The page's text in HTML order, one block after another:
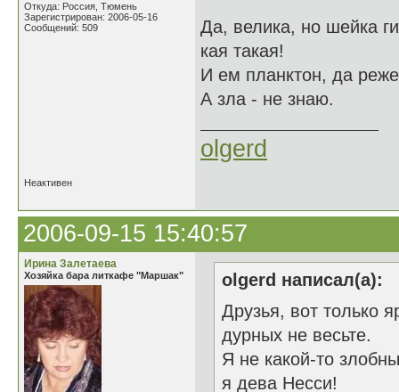
Откуда: Россия, Тюмень
Зарегистрирован: 2006-05-16
Сообщений: 509
Да, велика, но шейка
кая такая!
И ем планктон, да
А зла - не знаю.
olgerd
Неактивен
2006-09-15 15:40:57
Ирина Залетаева
Хозяйка бара литкафе "Маршак"
olgerd написал(а):
Друзья, вот только
дурных не весьте.
Я не какой-то
я дева Несси!